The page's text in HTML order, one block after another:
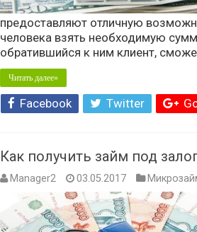
предоставляют отличную
человека взять необходимую
обратившийся к ним клиент,
Читать далее»
Facebook Twitter
Как получить займ под
Manager2 03.05.2017